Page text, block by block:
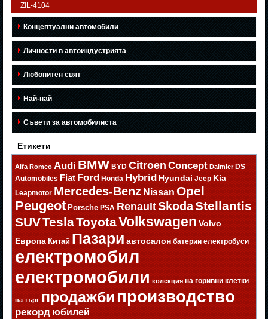
ZIL-4104
Концептуални автомобили
Личности в автоиндустрията
Любопитен свят
Най-най
Съвети за автомобилиста
Етикети
Alfa Romeo Audi BMW BYD Citroen Concept Daimler DS
Automobiles Fiat Ford Honda Hybrid Hyundai Jeep Kia
Leapmotor Mercedes-Benz Nissan Opel
Peugeot Porsche PSA RenaultSkodaStellantis
SUVTeslaToyotaVolkswagen Volvo
Европа Китай Пазари автосалон батерии електробуси
електромобил
електромобили колекция на горивни клетки
на търг продажбипроизводство
рекорд юбилей